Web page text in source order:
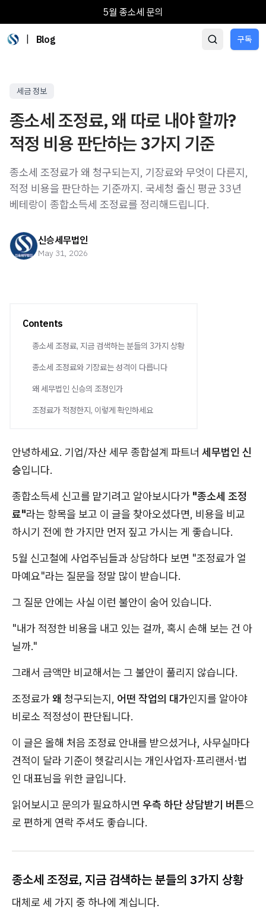
5월 종소세 문의
Blog 구독
세금 정보
종소세 조정료, 왜 따로 내야 할까?
적정 비용 판단하는 3가지 기준
종소세 조정료가 왜 청구되는지, 기장료와 무엇이 다른지,
적정 비용을 판단하는 기준까지. 국세청 출신 평균 33년
베테랑이 종합소득세 조정료를 정리해드립니다.
신승세무법인
May 31, 2026
Contents
종소세 조정료, 지금 검색하는 분들의 3가지 상황
종소세 조정료와 기장료는 성격이 다릅니다
왜 세무법인 신승의 조정인가
조정료가 적정한지, 이렇게 확인하세요
안녕하세요. 기업/자산 세무 종합설계 파트너 세무법인 신
승입니다.
종합소득세 신고를 맡기려고 알아보시다가 "종소세 조정
료"라는 항목을 보고 이 글을 찾아오셨다면, 비용을 비교
하시기 전에 한 가지만 먼저 짚고 가시는 게 좋습니다.
5월 신고철에 사업주님들과 상담하다 보면 "조정료가 얼
마예요"라는 질문을 정말 많이 받습니다.
그 질문 안에는 사실 이런 불안이 숨어 있습니다.
"내가 적정한 비용을 내고 있는 걸까, 혹시 손해 보는 건 아
닐까."
그래서 금액만 비교해서는 그 불안이 풀리지 않습니다.
조정료가왜 청구되는지, 어떤 작업의 대가인지를 알아야
비로소 적정성이 판단됩니다.
이 글은 올해 처음 조정료 안내를 받으셨거나, 사무실마다
견적이 달라 기준이 헷갈리시는 개인사업자·프리랜서·법
인 대표님을 위한 글입니다.
읽어보시고 문의가 필요하시면 우측 하단 상담받기 버튼으
로 편하게 연락 주셔도 좋습니다.
종소세 조정료, 지금 검색하는 분들의 3가지 상황
대체로 세 가지 중 하나에 계십니다.